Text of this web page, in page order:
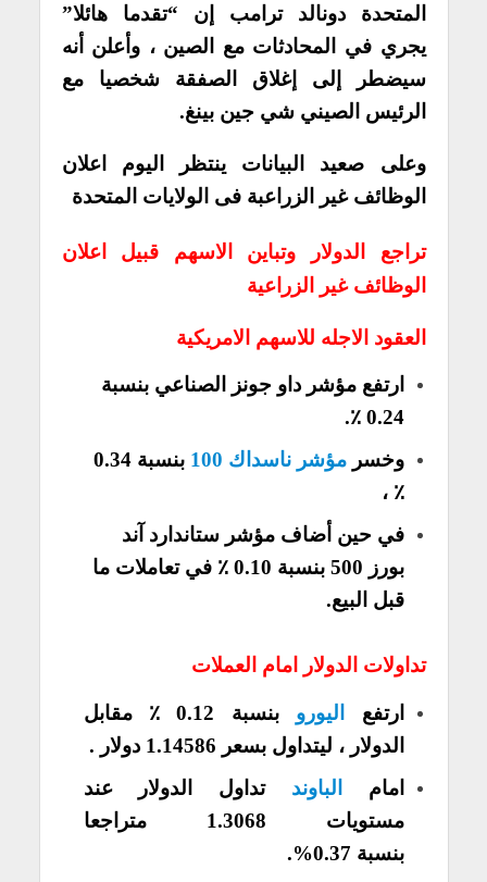
المتحدة دونالد ترامب إن “تقدما هائلا”
يجري في المحادثات مع الصين ، وأعلن أنه
سيضطر إلى إغلاق الصفقة شخصيا مع
الرئيس الصيني شي جين بينغ.
وعلى صعيد البيانات ينتظر اليوم اعلان
الوظائف غير الزراعبة فى الولايات المتحدة
تراجع الدولار وتباين الاسهم قبيل اعلان
الوظائف غير الزراعية
العقود الاجله للاسهم الامريكية
ارتفع مؤشر داو جونز الصناعي بنسبة
0.24 ٪.
وخسرمؤشر ناسداك 100
بنسبة 0.34
٪ ،
في حين أضاف مؤشر ستاندارد آند
بورز 500 بنسبة 0.10 ٪ في تعاملات ما
قبل البيع.
تداولات الدولار امام العملات
ارتفع اليورو
بنسبة 0.12 ٪ مقابل
الدولار ، ليتداول بسعر 1.14586 دولار .
امام
الباوند تداول الدولار عند
مستويات
1.3068 متراجعا
بنسبة 0.37%.